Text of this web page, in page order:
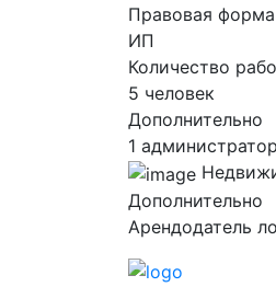
Правовая форма
ИП
Количество
5 человек
Дополнительно
1
Дополнительно
Арендодатель